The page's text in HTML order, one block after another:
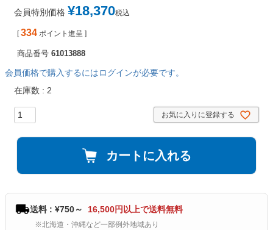
会員特別価格 ¥18,370税込
[ 334 ポイント進呈 ]
商品番号 61013888
会員価格で購入するにはログインが必要です。
在庫数
2
お気に入りに登録する
カートに入れる
送料 : ¥750～ 16,500円以上で送料無料
※北海道・沖縄など一部例外地域あり